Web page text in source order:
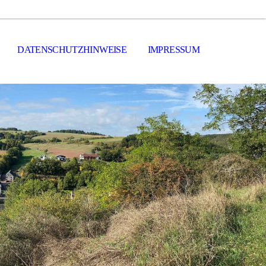
DATENSCHUTZHINWEISE IMPRESSUM